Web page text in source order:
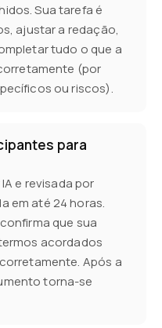
Sua tarefa é
ajustar a redação,
tudo o que a
(por
ou riscos).
para
e revisada por
em até 24 horas.
que sua
acordados
Após a
torna-se